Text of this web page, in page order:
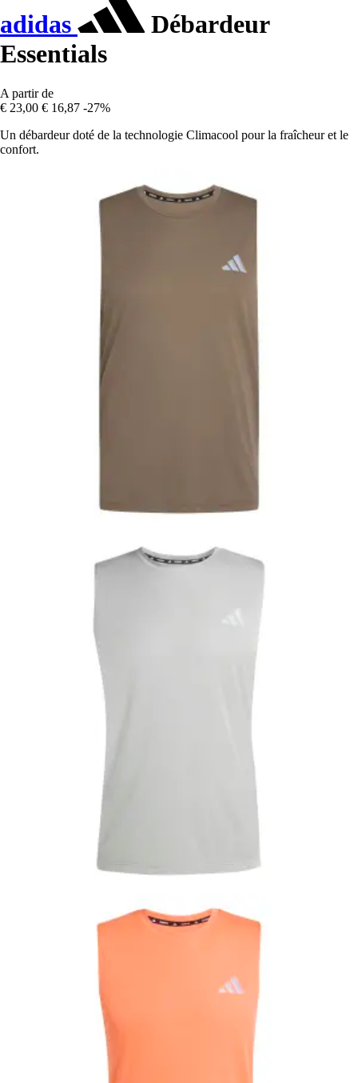
adidas
Débardeur
Essentials
A partir de
€ 23,00 € 16,87 -27%
Un débardeur doté de la technologie Climacool pour la fraîcheur et le
confort.